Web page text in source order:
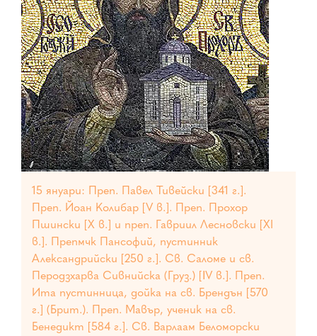
15 януари: Преп. Павел Тивейски [341 г.].
Преп. Йоан Колибар [V в.]. Преп. Прохор
Пшински [X в.] и преп. Гавриил Лесновски [XI
в.]. Препмчк Пансофий, пустинник
Александрийски [250 г.]. Св. Саломе и св.
Перодзхарва Сивнийска (Груз.) [ІV в.]. Преп.
Ита пустинница, дойка на св. Брендън [570
г.] (Брит.). Преп. Мавър, ученик на св.
Бенедикт [584 г.]. Св. Варлаам Беломорски